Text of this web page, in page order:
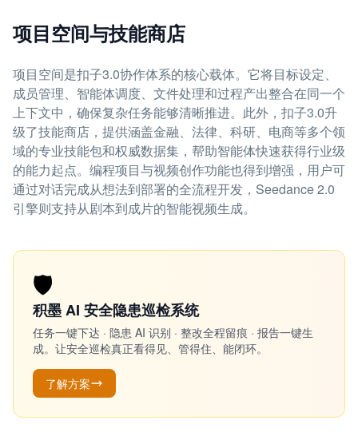
项目空间与技能商店
项目空间是扣子3.0协作体系的核心载体。它将目标设定、
成员管理、智能体调度、文件处理和过程产出整合在同一个
上下文中，确保复杂任务能够清晰推进。此外，扣子3.0升
级了技能商店，提供涵盖金融、法律、科研、电商等多个领
域的专业技能包和权威数据集，帮助智能体快速获得行业级
的能力起点。编程项目与视频创作功能也得到增强，用户可
通过对话完成从想法到部署的全流程开发，Seedance 2.0
引擎则支持从剧本到成片的智能视频生成。
🛡️
积墨 AI 安全隐患巡检系统
任务一键下达 · 隐患 AI 识别 · 整改全程留痕 · 报告一键生
成。让安全巡检真正看得见、管得住、能闭环。
了解方案